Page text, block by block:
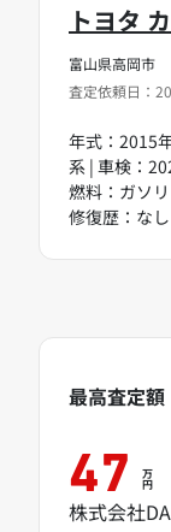
富山県高岡市
査定依頼日：
トヨタ
年式：2015
系 | 車検：
燃料：ガソ
修復歴：なし
最高査定額
47 万
円
株式会社